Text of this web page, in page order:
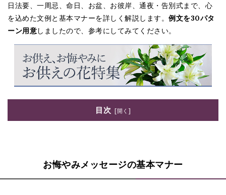
日法要、一周忌、命日、お盆、お彼岸、通夜・告別式まで、心
を込めた文例と基本マナーを詳しく解説します。 例文を30パタ
ーン用意しましたので、参考にしてみてください。
目次
年忌法要（一周忌、三回忌など）の文例
お悔やみメッセージの基本マナー